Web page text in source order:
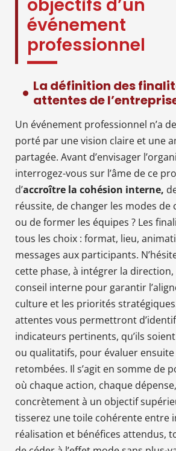
objectifs d’un
événement
professionnel
La définition des
attentes de
Un événement professionnel n’a
porté par une vision claire et une
partagée. Avant d’envisager
interrogez-vous sur l’âme de ce
d’accroître la cohésion interne,
réussite, de changer les modes de
ou de former les équipes ? Les
tous les choix : format, lieu,
messages aux participants.
cette phase, à intégrer la direction,
conseil interne pour garantir
culture et les priorités
attentes vous permettront
indicateurs pertinents, qu’ils
ou qualitatifs, pour évaluer ensuite
retombées. Il s’agit en somme de
où chaque action, chaque
concrètement à un objectif
tisserez une toile cohérente entre
réalisation et bénéfices attendus,